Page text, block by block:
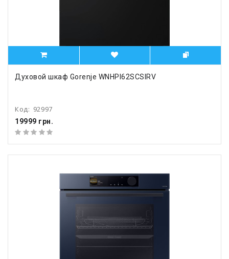
Духовой шкаф Gorenje WNHPI62SCSIRV
Код: 92997
19999 грн.